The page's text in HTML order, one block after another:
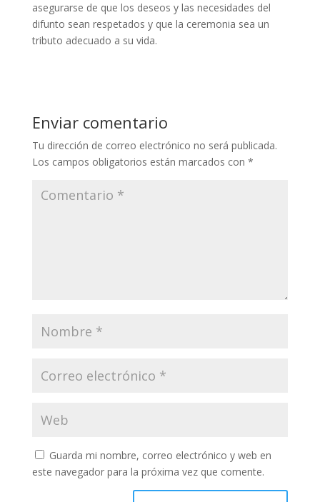
asegurarse de que los deseos y las necesidades del
difunto sean respetados y que la ceremonia sea un
tributo adecuado a su vida.
Enviar comentario
Tu dirección de correo electrónico no será publicada.
Los campos obligatorios están marcados con *
Guarda mi nombre, correo electrónico y web en
este navegador para la próxima vez que comente.